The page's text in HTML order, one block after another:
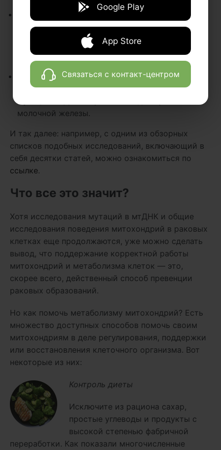
Google Play
App Store
Связаться с контакт-центром
В том же 2001 году группа ученых из
Университета Джонса Хопкинсапровела
исследования 15 клеточных линий рака
поджелудочной железы — и обнаружила
мутации мДНК почти в каждом случае.
В 2002 году группа ученых группа ученых из
Университета Бэйлораустановиласписок
молочной железы.
И так далее: например, с одним из обзорных
списков подобных исследований, включающий в
себя десятки статей, можно ознакомиться по
ссылке.
Что все это значит?
Хотя исследования мутаций в мтДНК и общие
исследования поведения митохондрий в раковых
клетках еще продолжаются, уже можно сделать
вывод, что поддержание корректной работы
митохондрий и метаболизма клеток — это,
скорее всего, действенный способ превенции
раковых образований.
Но как помочь метаболизму митохондрий? Есть
множество доступных способов помочь своим
митохондриям в деле регулирования, поддержки
или восстановления клеточного организма. Вот
некоторые из них:
Контроль диеты
Исключите из рациона сахар,
простые углеводы и продукты с
высокой степенью фабричной
переработки. Как показали многочисленные